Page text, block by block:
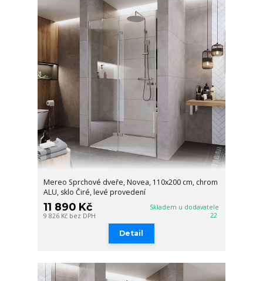
Mereo Sprchové dveře, Novea, 110x200 cm, chrom
ALU, sklo Čiré, levé provedení
11 890 Kč
9 826 Kč bez DPH
Skladem u dodavatele
22
Detail